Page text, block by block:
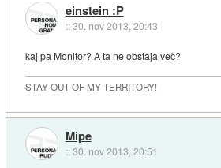
einstein :P
::30. nov 2013, 20:43
kaj pa Monitor? A ta ne obstaja več?
STAY OUT OF MY TERRITORY!
Mipe
::30. nov 2013, 20:51